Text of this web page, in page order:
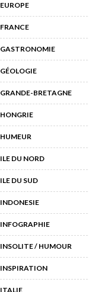
EUROPE
FRANCE
GASTRONOMIE
GÉOLOGIE
GRANDE-BRETAGNE
HONGRIE
HUMEUR
ILE DU NORD
ILE DU SUD
INDONESIE
INFOGRAPHIE
INSOLITE / HUMOUR
INSPIRATION
ITALIE